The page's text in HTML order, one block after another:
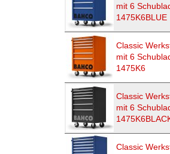
mit 6
1475K6BLUE
Classic
mit 6
1475K6
Classic
mit 6
Classic